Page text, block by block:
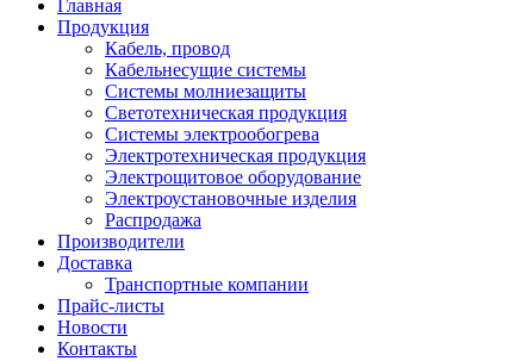
Главная
Продукция
Кабель, провод
Кабельнесущие системы
Системы молниезащиты
Светотехническая продукция
Системы электрообогрева
Электротехническая продукция
Электрощитовое оборудование
Электроустановочные изделия
Распродажа
Производители
Доставка
Транспортные компании
Прайс-листы
Новости
Контакты